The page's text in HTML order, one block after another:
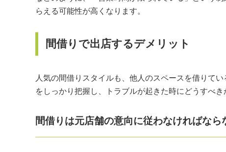
らえる可能性が高くなります。
間借りで出店するデメリット
人気の間借りスタイルも、他人のスペースを借りて
をしっかり把握し、トラブルが起きた時にどうすべき
間借りは元店舗の意向に従わなければなら